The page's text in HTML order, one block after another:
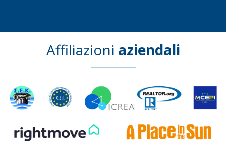
Affiliazioni aziendali